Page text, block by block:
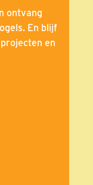
ontvang
En blijf
en